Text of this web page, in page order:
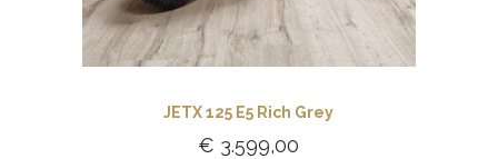
JETX 125 E5 Rich Grey
€ 3.599,00